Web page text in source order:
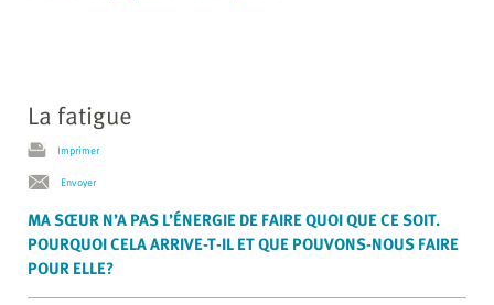
La fatigue
Imprimer
Envoyer
MA SŒUR N’A PAS L’ÉNERGIE DE FAIRE QUOI QUE CE SOIT.
POURQUOI CELA ARRIVE-T-IL ET QUE POUVONS-NOUS FAIRE
POUR ELLE?